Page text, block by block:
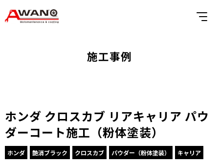
施工事例
ホンダ クロスカブ リアキャリア パウ
ダーコート施工（粉体塗装）
ホンダ 艶消ブラック クロスカブ パウダー（粉体塗装） キャリア